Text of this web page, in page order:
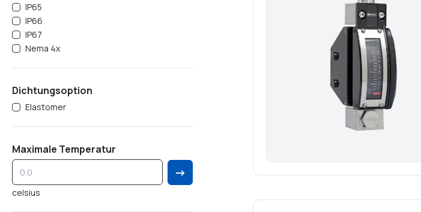
IP65
IP66
IP67
Nema 4x
Dichtungsoption
Elastomer
Maximale Temperatur
→
celsius